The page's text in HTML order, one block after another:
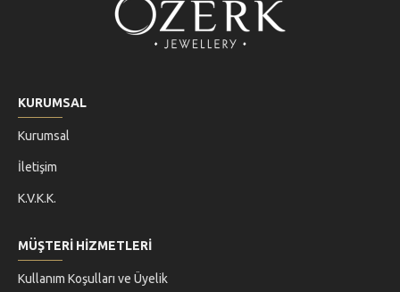
KURUMSAL
Kurumsal
İletişim
K.V.K.K.
MÜŞTERİ HİZMETLERİ
Kullanım Koşulları ve Üyelik